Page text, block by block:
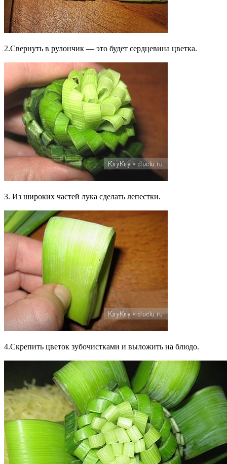
2.Свернуть в рулончик — это будет сердцевина цветка.
3. Из широких частей лука сделать лепестки.
4.Скрепить цветок зубочистками и выложить на блюдо.